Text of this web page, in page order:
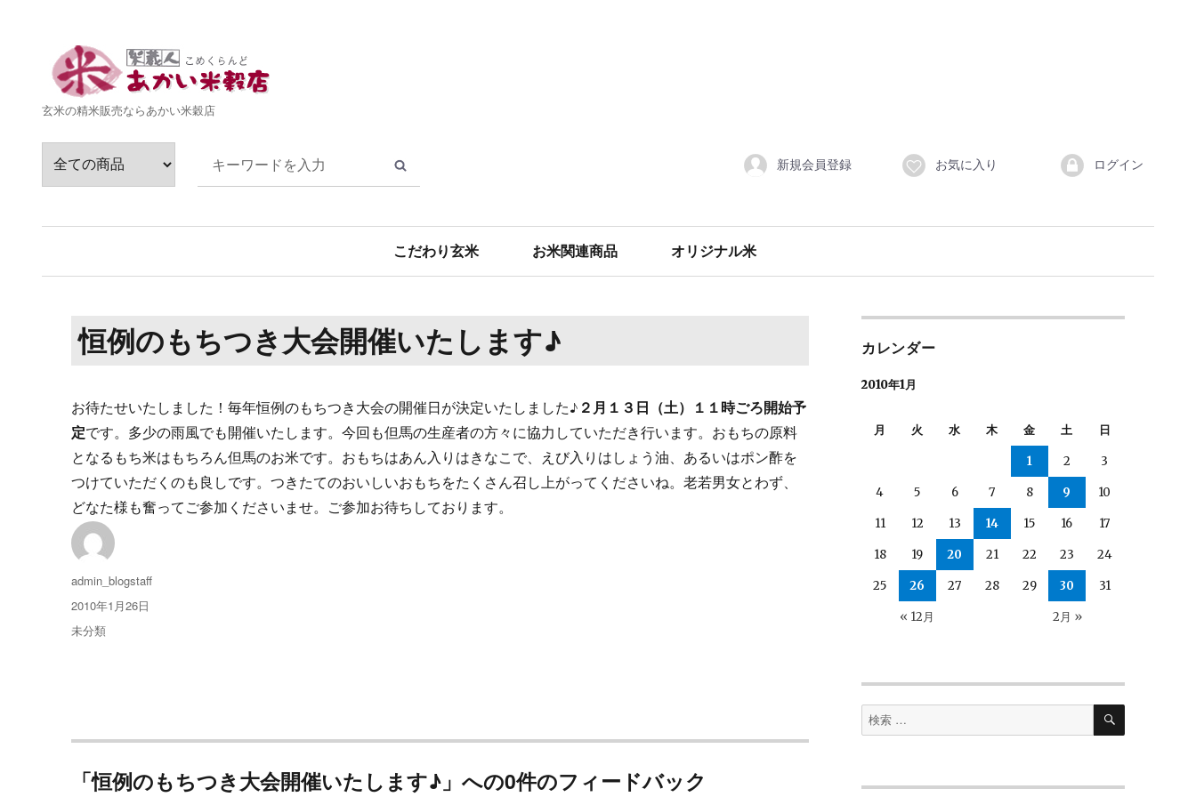
玄米の精米販売ならあかい米穀店
新規会員登録 お気に入り ログイン
こだわり玄米 お米関連商品 オリジナル米
恒例のもちつき大会開催いたします♪
お待たせいたしました！毎年恒例のもちつき大会の開催日が決定いたしました♪ ２月１３日（土）１１時ごろ開始予
定です。多少の雨風でも開催いたします。今回も但馬の生産者の方々に協力していただき行います。おもちの原料
となるもち米はもちろん但馬のお米です。おもちはあん入りはきなこで、えび入りはしょう油、あるいはポン酢を
つけていただくのも良しです。つきたてのおいしいおもちをたくさん召し上がってくださいね。老若男女とわず、
どなた様も奮ってご参加くださいませ。ご参加お待ちしております。
投
稿
admin_blogstaff
投
稿
2010年1月26日
カ
未分類
「恒例のもちつき大会開催いたします♪」への0件のフィードバック
カレンダー
2010年1月
月 火 水 木 金 土 日
« 12月 2月 »
1 2 3
4 5 6 7 8 9 10
11 12 13 14 15 16 17
18 19 20 21 22 23 24
25 26 27 28 29 30 31
検
索
検